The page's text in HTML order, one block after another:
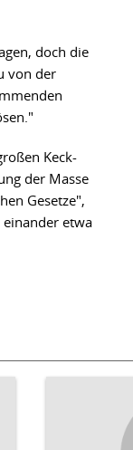
doch die
von der
Keck-
der Masse
Gesetze",
etwa